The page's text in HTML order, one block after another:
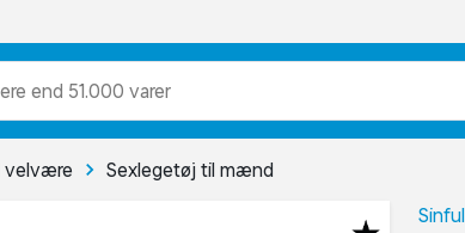
end 51.000 varer
velvære Sexlegetøj til mænd
Sinful